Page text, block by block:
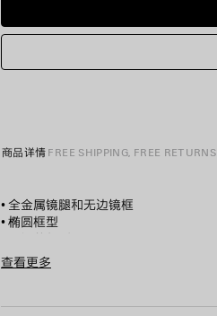
商品详情 FREE SHIPPING, FREE RETURNS
• 全金属镜腿和无边镜框
• 椭圆框型
• BB标识内有隐藏式铰链
• 可调节鼻托，饰以BB标识
• 镜片类别：3
查看更多